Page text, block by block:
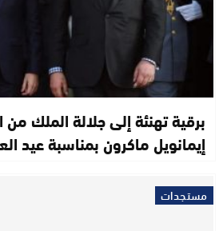
برقية تهنئة إلى جلالة الملك
إيمانويل ماكرون بمناسبة عيد
مستجدات